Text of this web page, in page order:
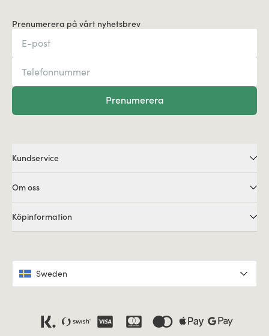
Prenumerera på vårt nyhetsbrev
Prenumerera
Kundservice
Om oss
Köpinformation
Sweden